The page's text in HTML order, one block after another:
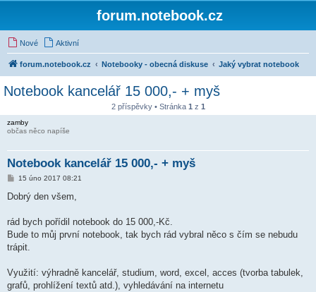
forum.notebook.cz
Nové Aktivní
forum.notebook.cz Notebooky - obecná diskuse Jaký vybrat notebook
Notebook kancelář 15 000,- + myš
2 příspěvky • Stránka 1 z 1
zamby
občas něco napíše
Notebook kancelář 15 000,- + myš
P
í
ě
e
k
15 úno 2017 08:21
Dobrý den všem,
rád bych pořídil notebook do 15 000,-Kč.
Bude to můj první notebook, tak bych rád vybral něco s čím se nebudu
trápit.
Využití: výhradně kancelář, studium, word, excel, acces (tvorba tabulek,
grafů, prohlížení textů atd.), vyhledávání na internetu